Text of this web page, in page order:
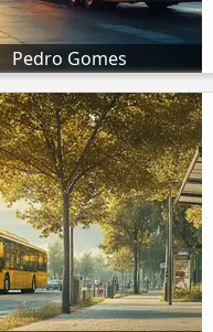
Pedro Gomes